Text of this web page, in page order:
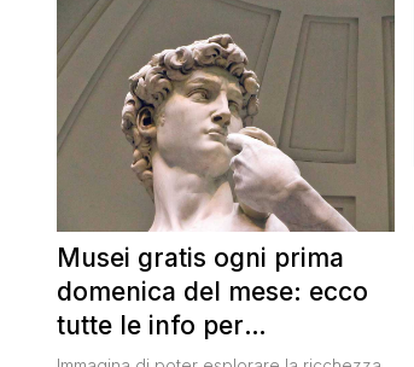
Musei gratis ogni prima
domenica del mese: ecco
tutte le info per
approfittarne